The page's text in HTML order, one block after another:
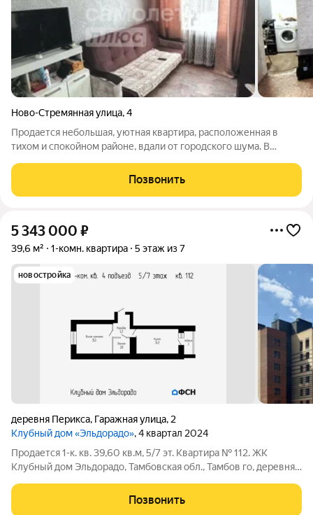
Ново-Стремянная улица,4
Продается небольшая, уютная квартира, расположенная в
тихом и спокойном районе, вдали от городского шума. В
дополнительных вложений, не требуется. В 2025 году в доме
был проведен капитальный
Позвонить
5 343 000 ₽
39,6 м² 1-комн. квартира 5 этаж из 7
новостройка
деревня Перикса, Гаражная улица, 2
Клубный дом «Эльдорадо», 4 квартал 2024
Продается 1-к. кв. 39,60 кв.м, 5/7 эт. Квартира № 112. ЖК
Клубный дом Эльдорадо, Тамбовская обл., Тамбов го, деревня
ипотека. Чистовая отделка: 822000 . Семейная ипотека (без
отделки): СБЕР
Позвонить